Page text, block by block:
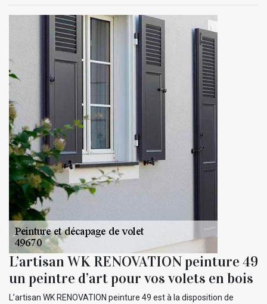
L’artisan WK RENOVATION peinture 49
un peintre d’art pour vos volets en bois
L’artisan WK RENOVATION peinture 49 est à la disposition de